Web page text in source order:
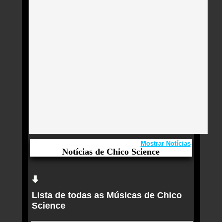
Notícias de Chico Science
Mostrar Notícias
Aqui você curte Chico Science e seus Sucessos,
Antigas, Novas e os Lançamentos.
Memória familiar: LOUISE, filha de Chico Science,
homenageia pai na Sapucaí
Lista de todas as Músicas de Chico
Science